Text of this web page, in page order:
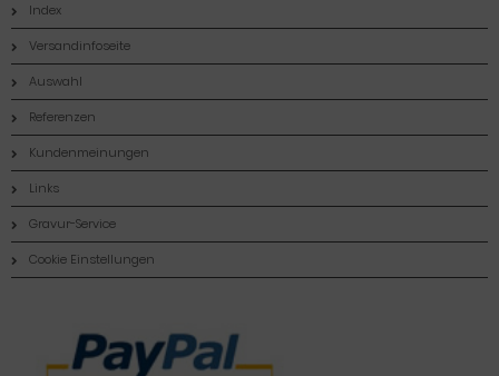
Index
Versandinfoseite
Auswahl
Referenzen
Kundenmeinungen
Links
Gravur-Service
Cookie Einstellungen
Zahlungsmethoden